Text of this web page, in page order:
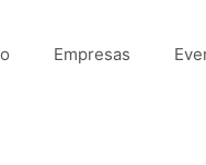
Empresas